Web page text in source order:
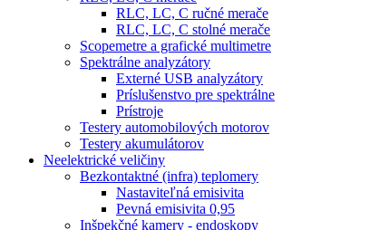
RLC, LC, C ručné merače
RLC, LC, C stolné merače
Scopemetre a grafické multimetre
Spektrálne analyzátory
Externé USB analyzátory
Príslušenstvo pre spektrálne
Prístroje
Testery automobilových motorov
Testery akumulátorov
Neelektrické veličiny
Bezkontaktné (infra) teplomery
Nastaviteľná emisivita
Pevná emisivita 0,95
Inšpekčné kamery - endoskopy